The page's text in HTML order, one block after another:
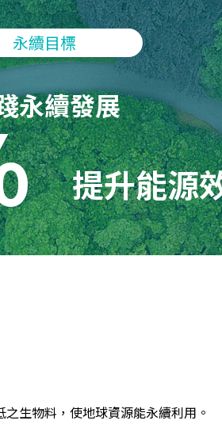
永續目標
永續發展
提升能源
生物料，使地球資源能永續利用。